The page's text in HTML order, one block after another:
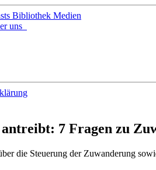
Bibliothek Medien
uns
7 Fragen zu
die Steuerung der Zuwanderung